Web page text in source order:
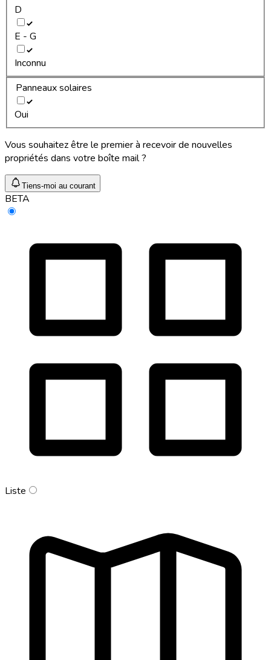
D
E - G
Inconnu
Panneaux solaires
Oui
Vous souhaitez être le premier à recevoir de nouvelles
propriétés dans votre boîte mail ?
Tiens-moi au courant
BETA
Liste